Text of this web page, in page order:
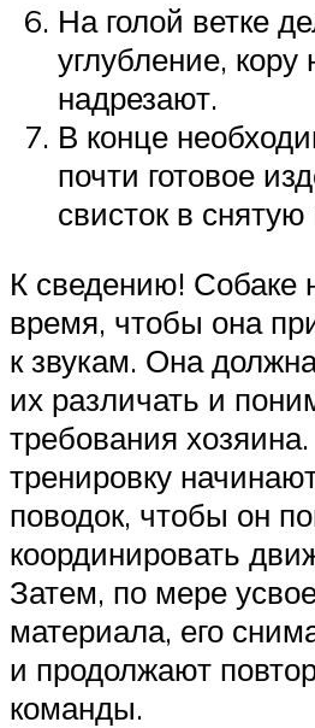
На голой ветке
углубление, кору
надрезают.
В конце
почти готовое
свисток в снятую
К сведению! Собаке
время, чтобы она
к звукам. Она
их различать и
требования
тренировку
поводок, чтобы он
координировать
Затем, по мере
материала, его
и продолжают
команды.